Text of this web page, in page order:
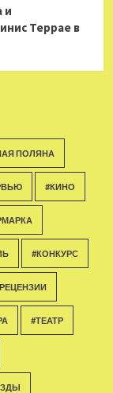
и
Террае в
ПОЛЯНА
#КИНО
#КОНКУРС
#ТЕАТР